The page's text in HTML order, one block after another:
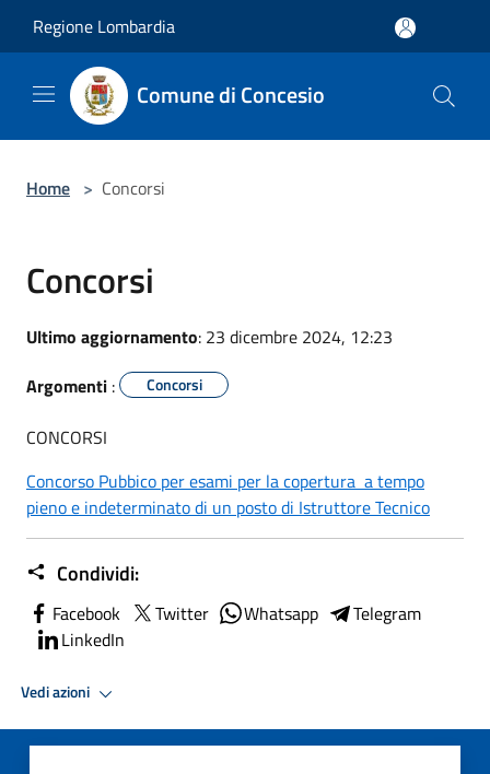
Regione Lombardia
Comune di Concesio
Home > Concorsi
Concorsi
Ultimo aggiornamento: 23 dicembre 2024, 12:23
Argomenti : Concorsi
CONCORSI
Concorso Pubbico per esami per la copertura a tempo
pieno e indeterminato di un posto di Istruttore Tecnico
Condividi:
Facebook Twitter Whatsapp
Telegram
LinkedIn
Vedi azioni